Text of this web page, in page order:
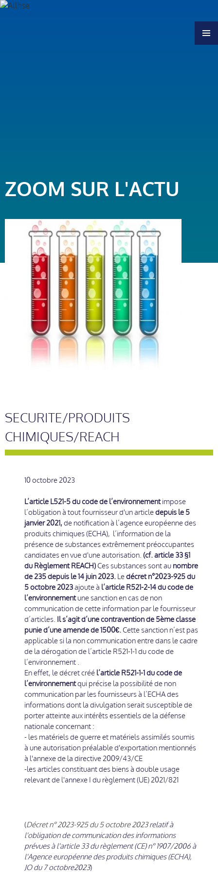
ZOOM SUR L'ACTU
SECURITE/PRODUITS
CHIMIQUES/REACH
10 octobre 2023
L’article L521-5 du code de l’environnementimpose
l’obligation à tout fournisseur d'un articledepuis le 5
janvier 2021, de notification à l’agence européenne des
produits chimiques (ECHA), l’information de la
présence de substances extrêmement préoccupantes
candidates en vue d'une autorisation. (cf. article 33 §1
du Règlement REACH)Ces substances sont au nombre
de 235 depuis le 14 juin 2023. Ledécret n°2023-925 du
5 octobre 2023ajoute à l’article R521-2-14 du code de
l’environnementune sanction en cas de non
communication de cette information par le fournisseur
d’articles. Il s’agit d’une contravention de 5ème classe
punie d’une amende de 1500€.Cette sanction n’est pas
applicable si la non communication entre dans le cadre
de la dérogation de l’article R521-1-1 du code de
l’environnement .
En effet, le décret créé l’article R521-1-1 du code de
l’environnementqui précise la possibilité de non
communication par les fournisseurs à l’ECHA des
informations dont la divulgation serait susceptible de
porter atteinte aux intérêts essentiels de la défense
nationale concernant :
- les matériels de guerre et matériels assimilés soumis
à une autorisation préalable d'exportation mentionnés
à l'annexe de la directive 2009/43/CE
-les articles constituant des biens à double usage
relevant de l'annexe I du règlement (UE) 2021/821
(Décret n° 2023-925 du 5 octobre 2023relatif à
l'obligation de communication des informations
prévues à l'article 33 du règlement (CE) n° 1907/2006 à
l'Agence européenne des produits chimiques (ECHA),
JO du 7 octobre2023)